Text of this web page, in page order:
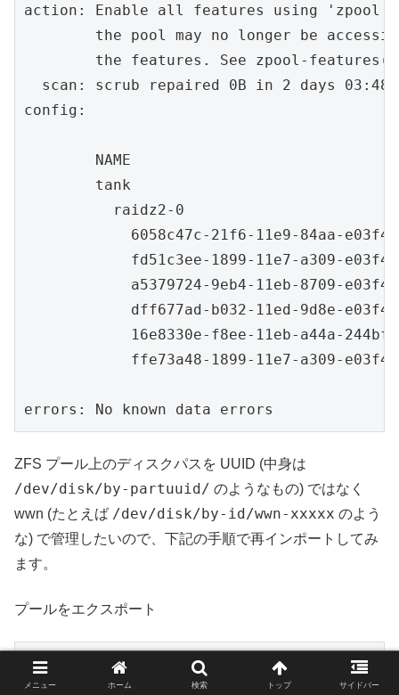
action: Enable all features using 'zpool
the pool may no longer be
the features. See zpool-
scan: scrub repaired 0B in 2 days
config:
NAME
tank
raidz2-0
6058c47c-21f6-11e9-84aa-
fd51c3ee-1899-11e7-a309-
a5379724-9eb4-11eb-8709-
dff677ad-b032-11ed-9d8e-
16e8330e-f8ee-11eb-a44a-
ffe73a48-1899-11e7-a309-
errors: No known data errors
ZFS プール上のディスクパスを UUID (中身は
/dev/disk/by-partuuid/ のようなもの) ではなく
wwn (たとえば /dev/disk/by-id/wwn-xxxxx のよう
な) で管理したいので、下記の手順で再インポートしてみ
ます。
プールをエクスポート
sudo zpool export tank
メニュー ホーム 検索 トップ サイドバー